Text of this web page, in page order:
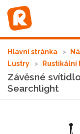
Hlavní stránka
Lustry
Rustikální
Závěsné
Searchlight